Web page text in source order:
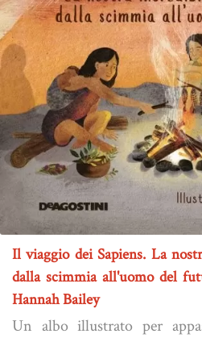
Il viaggio dei Sapiens. La
dalla scimmia all'uomo del
Hannah Bailey
Un albo illustrato per